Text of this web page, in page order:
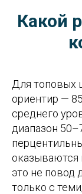
Какой
Для топовых
ориентир —
среднего
диапазон
оказываются
это не повод
только с